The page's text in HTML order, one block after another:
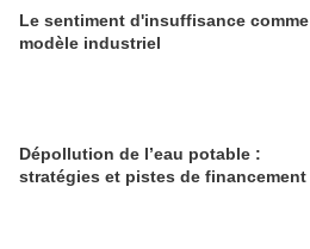
Le sentiment d'insuffisance comme
modèle industriel
Dépollution de l’eau potable :
stratégies et pistes de financement